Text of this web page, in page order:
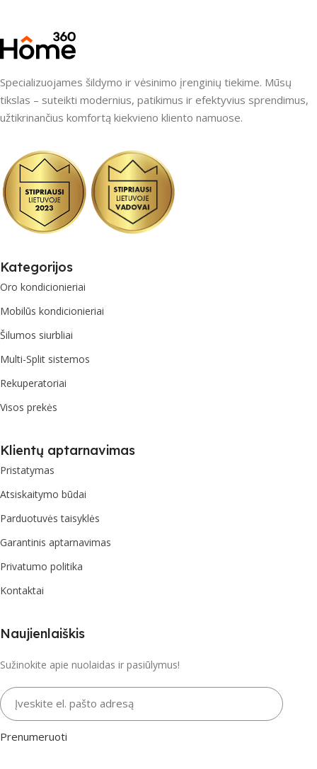
Specializuojames šildymo ir vėsinimo įrenginių tiekime. Mūsų
tikslas – suteikti modernius, patikimus ir efektyvius sprendimus,
užtikrinančius komfortą kiekvieno kliento namuose.
Kategorijos
Oro kondicionieriai
Mobilūs kondicionieriai
Šilumos siurbliai
Multi-Split sistemos
Rekuperatoriai
Visos prekės
Klientų aptarnavimas
Pristatymas
Atsiskaitymo būdai
Parduotuvės taisyklės
Garantinis aptarnavimas
Privatumo politika
Kontaktai
Naujienlaiškis
Sužinokite apie nuolaidas ir pasiūlymus!
Įveskite el. pašto adresą
Prenumeruoti